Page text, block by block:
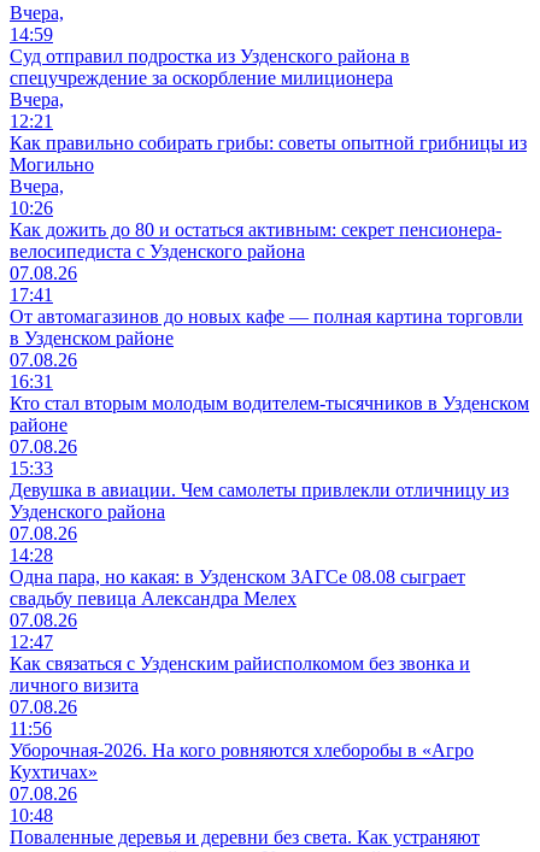
Вчера,
14:59
Суд отправил подростка из Узденского района в
спецучреждение за оскорбление милиционера
Вчера,
12:21
Как правильно собирать грибы: советы опытной грибницы из
Могильно
Вчера,
10:26
Как дожить до 80 и остаться активным: секрет пенсионера-
велосипедиста с Узденского района
07.08.26
17:41
От автомагазинов до новых кафе — полная картина торговли
в Узденском районе
07.08.26
16:31
Кто стал вторым молодым водителем-тысячников в Узденском
районе
07.08.26
15:33
Девушка в авиации. Чем самолеты привлекли отличницу из
Узденского района
07.08.26
14:28
Одна пара, но какая: в Узденском ЗАГСе 08.08 сыграет
свадьбу певица Александра Мелех
07.08.26
12:47
Как связаться с Узденским райисполкомом без звонка и
личного визита
07.08.26
11:56
Уборочная-2026. На кого ровняются хлеборобы в «Агро
Кухтичах»
07.08.26
10:48
Поваленные деревья и деревни без света. Как устраняют